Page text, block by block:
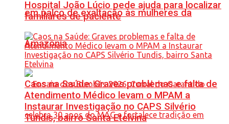
em palco de exaltação às mulheres da
Amazônia
Hospital João Lúcio pede ajuda para localizar
familiares de paciente
Caos na Saúde: Graves problemas e falta de
Atendimento Médico levam o MPAM a
Instaurar Investigação no CAPS Silvério
Tundis, bairro Santa Etelvina